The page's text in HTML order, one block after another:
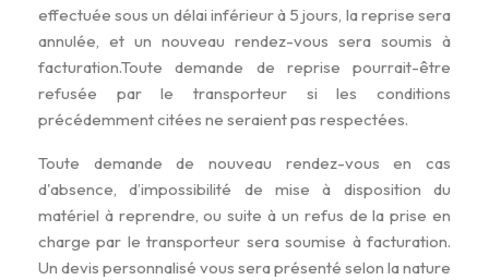
effectuée sous un délai inférieur à 5 jours, la reprise sera
annulée, et un nouveau rendez-vous sera soumis à
facturation.Toute demande de reprise pourrait-être
refusée par le transporteur si les conditions
précédemment citées ne seraient pas respectées.
Toute demande de nouveau rendez-vous en cas
d'absence, d’impossibilité de mise à disposition du
matériel à reprendre, ou suite à un refus de la prise en
charge par le transporteur sera soumise à facturation.
Un devis personnalisé vous sera présenté selon la nature